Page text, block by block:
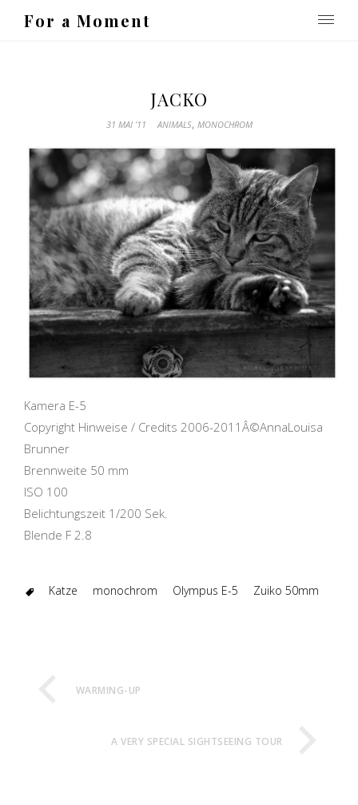
For a Moment
JACKO
31 MAI ’11 ANIMALS, MONOCHROM
Kamera E-5
Copyright Hinweise / Credits 2006-2011Â©AnnaLouisa
Brunner
Brennweite 50 mm
ISO 100
Belichtungszeit 1/200 Sek.
Blende F 2.8
Katze monochrom Olympus E-5 Zuiko 50mm
WARMING-UP
A VERY SPECIAL SIGHTSEEING TOUR